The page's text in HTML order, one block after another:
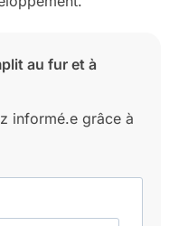
au fur et à
informé.e grâce à